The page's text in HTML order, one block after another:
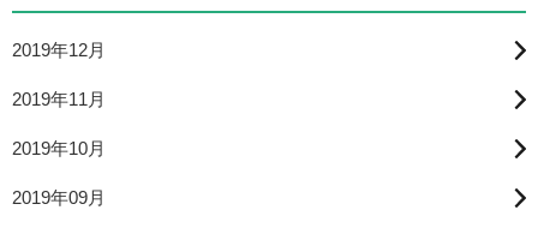
2019年12月
2019年11月
2019年10月
2019年09月